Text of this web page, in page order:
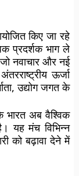
किए जा रहे
प्रदर्शक भाग ले
नवाचार और नई
ऊर्जा
उद्योग जगत के
भारत अब वैश्विक
यह मंच विभिन्न
को बढ़ावा देने में